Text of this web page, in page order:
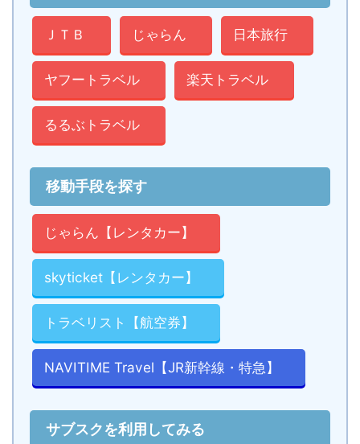
ＪＴＢ じゃらん 日本旅行
ヤフートラベル 楽天トラベル
るるぶトラベル
移動手段を探す
じゃらん【レンタカー】
skyticket【レンタカー】
トラベリスト【航空券】
NAVITIME Travel【JR新幹線・特急】
サブスクを利用してみる